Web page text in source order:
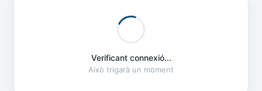
Verificant connexió...
Això trigarà un moment